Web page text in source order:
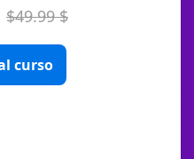
$49.99 $
curso